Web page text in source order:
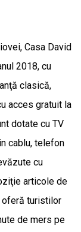
Casa David
2018, cu
clasică,
acces gratuit la
dotate cu TV
cablu, telefon
cu
articole de
oferă turistilor
de mers pe